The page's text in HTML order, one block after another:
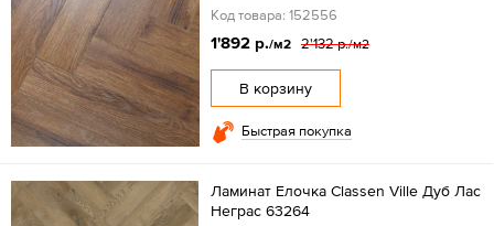
Код товара: 152556
1'892 р./м2 2'132 р./м2
В корзину
Быстрая покупка
Ламинат Елочка Classen Ville Дуб Лас
Неграс 63264